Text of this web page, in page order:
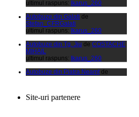
Autobuze din Galatide
ultimul raspuns:Ikarus_260
Autobuze din Tg. JiudeCOSTACHE
ultimul raspuns:Ikarus_260
Autobuze din Piatra Neamtde
ultimul raspuns:Ikarus_260
ultimul raspuns:
Site-uri partenere